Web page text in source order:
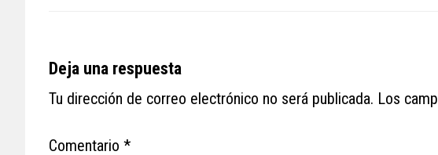
Reader
Interactions
Deja una respuesta
Tu dirección de correo electrónico no será publicada. Los
Comentario *